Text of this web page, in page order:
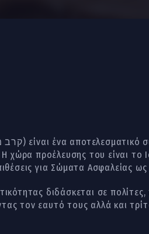
χώρα προέλευσης του είναι το
για Σώματα Ασφαλείας
διδάσκεται σε
τον εαυτό τους αλλά και